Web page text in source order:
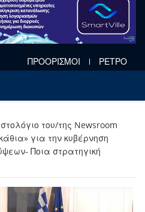
ΠΡΟΟΡΙΣΜΟΙ ΡΕΤΡΟ
του/της Newsroom
για την κυβέρνηση
Ποια στρατηγική